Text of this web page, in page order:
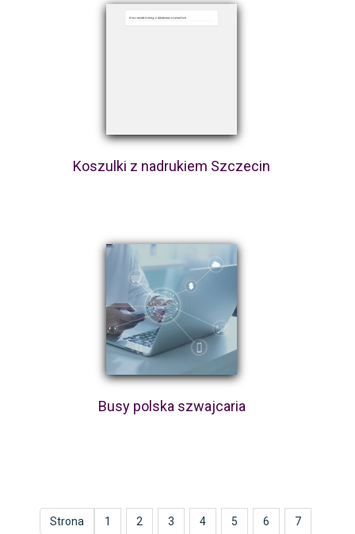
Koszulki z nadrukiem Szczecin
Busy polska szwajcaria
Strona 1 2 3 4 5 6 7